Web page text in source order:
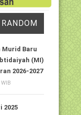
RANDOM
Murid Baru
(MI)
2026-2027
2025